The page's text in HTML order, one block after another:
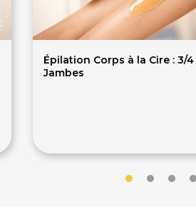
Épilation Corps à la Cire : 3/4
Jambes